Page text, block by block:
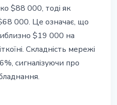
$88 000, тоді як
000. Це означає, що
$19 000 на
Складність мережі
сигналізуючи про